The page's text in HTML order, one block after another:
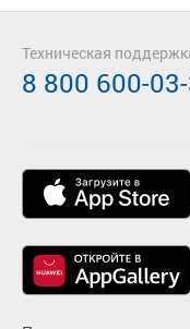
Техническая
8 800 600-